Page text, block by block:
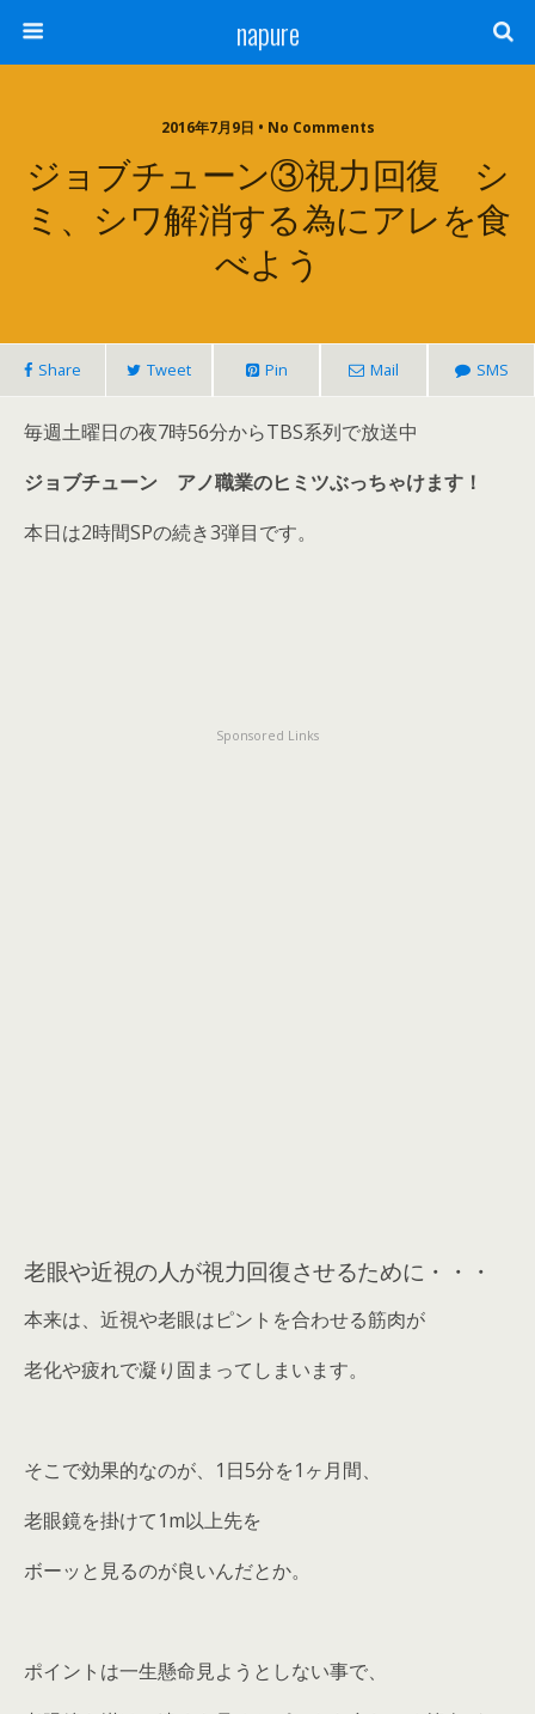
napure
2016年7月9日 • No Comments
ジョブチューン③視力回復 シ
ミ、シワ解消する為にアレを食
べよう
Share Tweet Pin Mail SMS
毎週土曜日の夜7時56分からTBS系列で放送中
ジョブチューン アノ職業のヒミツぶっちゃけます！
本日は2時間SPの続き3弾目です。
Sponsored Links
老眼や近視の人が視力回復させるために・・・
本来は、近視や老眼はピントを合わせる筋肉が
老化や疲れで凝り固まってしまいます。
そこで効果的なのが、1日5分を1ヶ月間、
老眼鏡を掛けて1m以上先を
ボーッと見るのが良いんだとか。
ポイントは一生懸命見ようとしない事で、